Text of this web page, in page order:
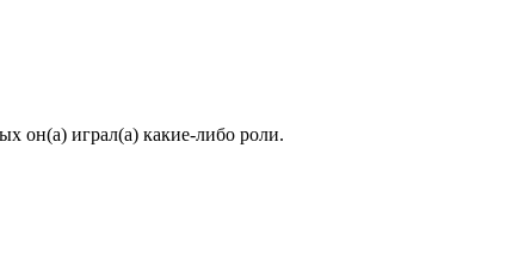
он(а) играл(а) какие-либо роли.